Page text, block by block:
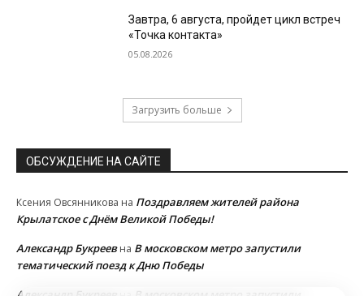
Завтра, 6 августа, пройдет цикл встреч
«Точка контакта»
05.08.2026
Загрузить больше
ОБСУЖДЕНИЕ НА САЙТЕ
Ксения Овсянникова на Поздравляем жителей района
Крылатское с Днём Великой Победы!
Александр Букреевна В московском метро запустили
тематический поезд к Дню Победы